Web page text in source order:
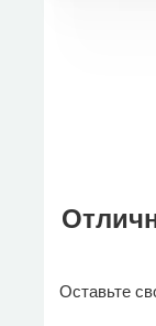
Оставьте